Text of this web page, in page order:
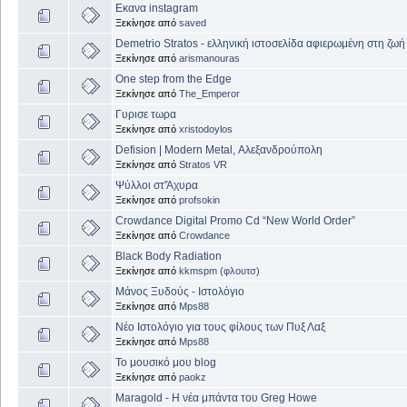
Εκανα instagram
Ξεκίνησε από saved
Demetrio Stratos - ελληνική ιστοσελίδα αφιερωμένη στη ζωή
Ξεκίνησε από arismanouras
One step from the Edge
Ξεκίνησε από The_Emperor
Γυρισε τωρα
Ξεκίνησε από xristodoylos
Defision | Modern Metal, Αλεξανδρούπολη
Ξεκίνησε από Stratos VR
Ψύλλοι στ'Άχυρα
Ξεκίνησε από profsokin
Crowdance Digital Promo Cd “New World Order”
Ξεκίνησε από Crowdance
Black Body Radiation
Ξεκίνησε από kkmspm (φλουτσ)
Μάνος Ξυδούς - Ιστολόγιο
Ξεκίνησε από Mps88
Νέο Ιστολόγιο για τους φίλους των Πυξ Λαξ
Ξεκίνησε από Mps88
Το μουσικό μου blog
Ξεκίνησε από paokz
Maragold - Η νέα μπάντα του Greg Howe